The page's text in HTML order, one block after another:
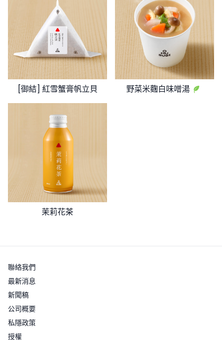
[御結] 紅雪蟹膏帆立貝 野菜米麴白味噌湯
茉莉花茶
聯絡我們
最新消息
新聞稿
公司概要
私隱政策
授權